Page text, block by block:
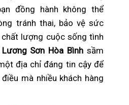
đồng hành không thể
tránh thai, bảo vệ sức
lượng cuộc sống tình
Sơn Hòa Bình sầm
địa chỉ đáng tin cậy để
điều mà nhiều khách hàng